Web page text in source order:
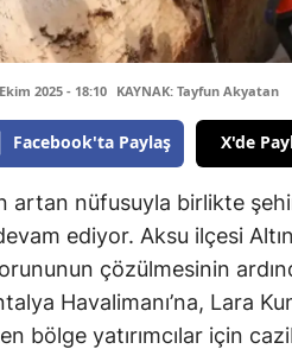
2025 - 18:10 KAYNAK: Tayfun Akyatan
Facebook'ta Paylaş X'de
artan nüfusuyla birlikte
ediyor. Aksu ilçesi
çözülmesinin
Havalimanı’na, Lara
bölge yatırımcılar için